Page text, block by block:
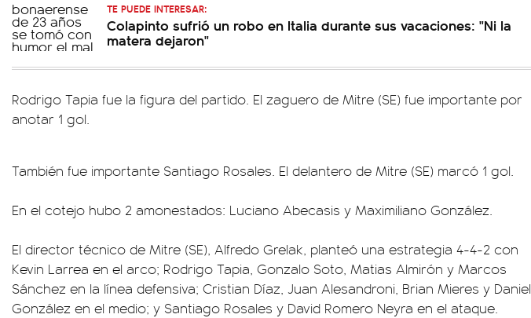
TE PUEDE INTERESAR:
Colapinto sufrió un robo en Italia durante sus vacaciones: "Ni la
matera dejaron"
Rodrigo Tapia fue la figura del partido. El zaguero de Mitre (SE) fue importante por
anotar 1 gol.
También fue importante Santiago Rosales. El delantero de Mitre (SE) marcó 1 gol.
En el cotejo hubo 2 amonestados: Luciano Abecasis y Maximiliano González.
El director técnico de Mitre (SE), Alfredo Grelak, planteó una estrategia 4-4-2 con
Kevin Larrea en el arco; Rodrigo Tapia, Gonzalo Soto, Matias Almirón y Marcos
Sánchez en la línea defensiva; Cristian Díaz, Juan Alesandroni, Brian Mieres y Daniel
González en el medio; y Santiago Rosales y David Romero Neyra en el ataque.